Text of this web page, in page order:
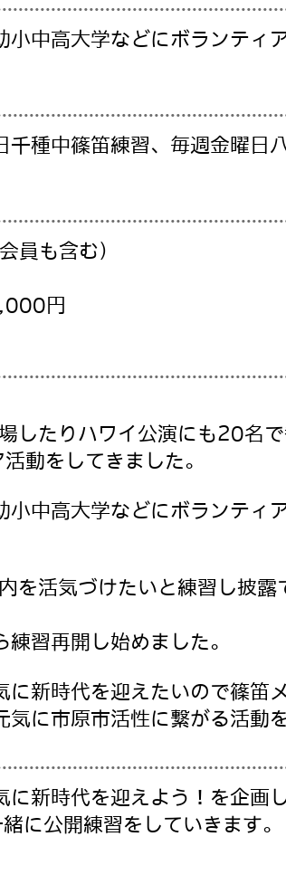
小中高大学などにボランティ
千種中篠笛練習、毎週金曜
員も含む）
円
したりハワイ公演にも20名で
動をしてきました。
小中高大学などにボランティ
を活気づけたいと練習し披露
習再開し始めました。
に新時代を迎えたいので篠笛
に市原市活性に繋がる活動
に新時代を迎えよう！を企画
に公開練習をしていきます。